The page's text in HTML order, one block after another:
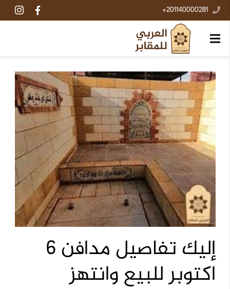
201140000281+
إليك تفاصيل مدافن 6
اكتوبر للبيع وانتهز